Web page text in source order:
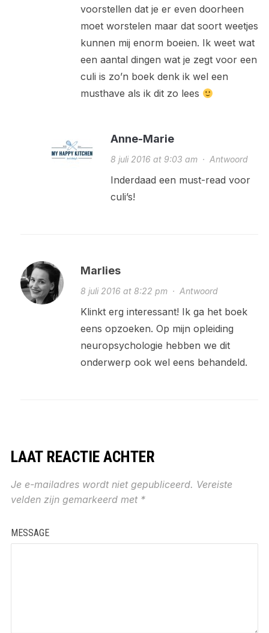
voorstellen dat je er even doorheen
moet worstelen maar dat soort weetjes
kunnen mij enorm boeien. Ik weet wat
een aantal dingen wat je zegt voor een
culi is zo’n boek denk ik wel een
musthave als ik dit zo lees
Anne-Marie
8 juli 2016 at 9:03 am· Antwoord
Inderdaad een must-read voor
culi’s!
Marlies
8 juli 2016 at 8:22 pm· Antwoord
Klinkt erg interessant! Ik ga het boek
eens opzoeken. Op mijn opleiding
neuropsychologie hebben we dit
onderwerp ook wel eens behandeld.
LAAT REACTIE ACHTER
Je e-mailadres wordt niet gepubliceerd. Vereiste
velden zijn gemarkeerd met *
MESSAGE